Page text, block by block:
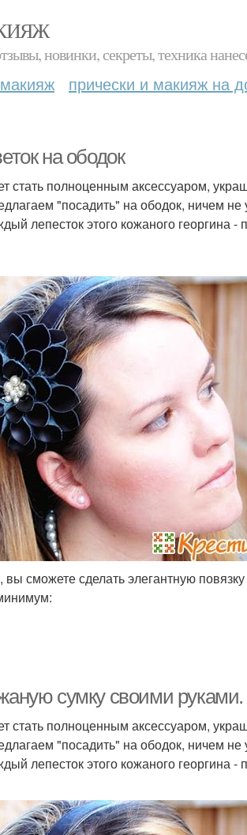
новинки, секреты, техника
прически и макияж на
на ободок
стать полноценным аксессуаром,
"посадить" на ободок, ничем не
лепесток этого кожаного георгина -
сможете сделать элегантную повязку
сумку своими
стать полноценным аксессуаром,
"посадить" на ободок, ничем не
лепесток этого кожаного георгина -